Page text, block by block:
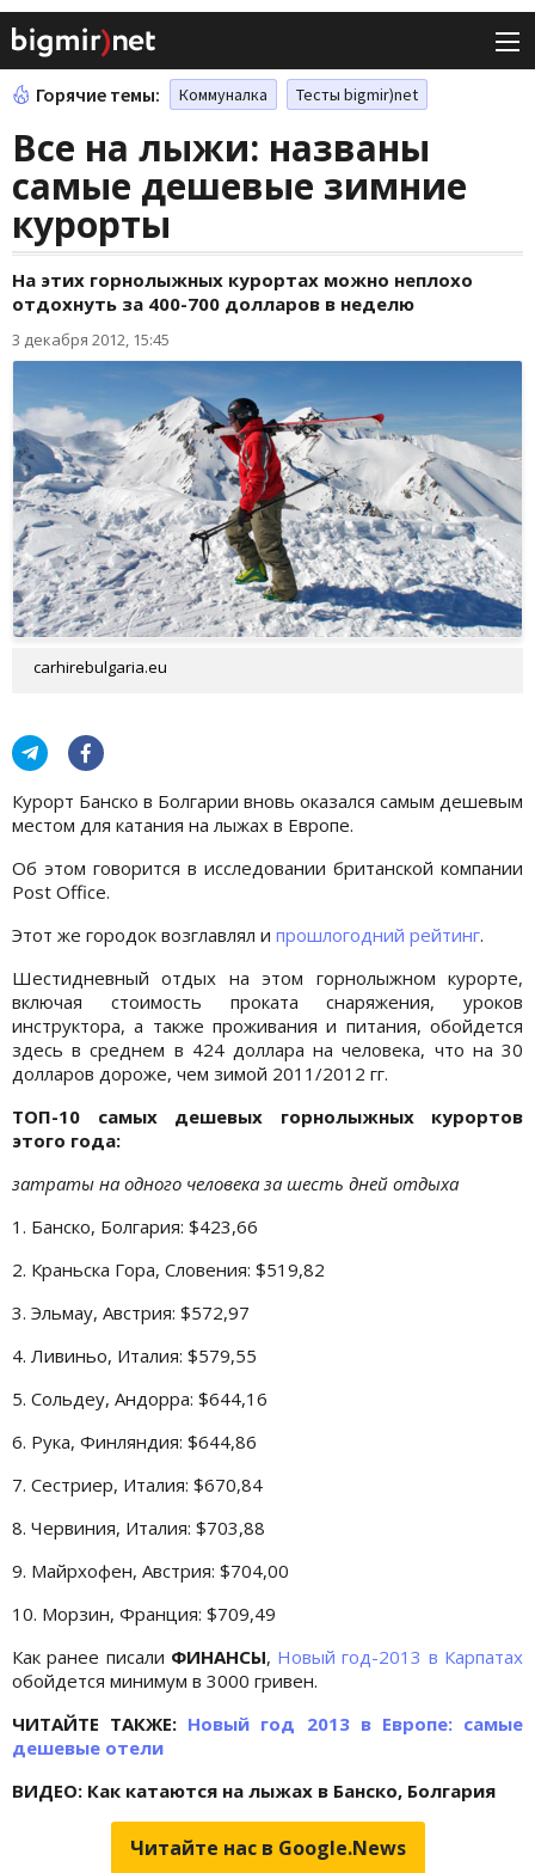
Горячие темы: Коммуналка Тесты bigmir)net
Все на лыжи: названы
самые дешевые зимние
курорты
На этих горнолыжных курортах можно неплохо
отдохнуть за 400-700 долларов в неделю
3 декабря 2012, 15:45
carhirebulgaria.eu
Курорт Банско в Болгарии вновь оказался самым дешевым
местом для катания на лыжах в Европе.
Об этом говорится в исследовании британской компании
Post Office.
Этот же городок возглавлял и прошлогодний рейтинг.
Шестидневный отдых на этом горнолыжном курорте,
включая стоимость проката снаряжения, уроков
инструктора, а также проживания и питания, обойдется
здесь в среднем в 424 доллара на человека, что на 30
долларов дороже, чем зимой 2011/2012 гг.
ТОП-10 самых дешевых горнолыжных курортов
этого года:
затраты на одного человека за шесть дней отдыха
1. Банско, Болгария: $423,66
2. Краньска Гора, Словения: $519,82
3. Эльмау, Австрия: $572,97
4. Ливиньо, Италия: $579,55
5. Сольдеу, Андорра: $644,16
6. Рука, Финляндия: $644,86
7. Сестриер, Италия: $670,84
8. Червиния, Италия: $703,88
9. Майрхофен, Австрия: $704,00
10. Морзин, Франция: $709,49
Как ранее писали ФИНАНСЫ, Новый год-2013 в Карпатах
обойдется минимум в 3000 гривен.
ЧИТАЙТЕ ТАКЖЕ: Новый год 2013 в Европе: самые
дешевые отели
ВИДЕО: Как катаются на лыжах в Банско, Болгария
Читайте нас в Google.News